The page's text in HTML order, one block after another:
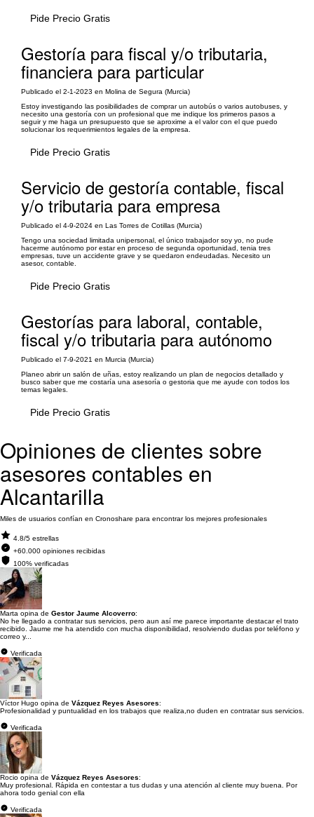
Pide Precio Gratis
Gestoría para fiscal y/o tributaria,
financiera para particular
Publicado el 2-1-2023 en Molina de Segura (Murcia)
Estoy investigando las posibilidades de comprar un autobús o varios autobuses, y
necesito una gestoría con un profesional que me indique los primeros pasos a
seguir y me haga un presupuesto que se aproxime a el valor con el que puedo
solucionar los requerimientos legales de la empresa.
Pide Precio Gratis
Servicio de gestoría contable, fiscal
y/o tributaria para empresa
Publicado el 4-9-2024 en Las Torres de Cotillas (Murcia)
Tengo una sociedad limitada unipersonal, el único trabajador soy yo, no pude
hacerme autónomo por estar en proceso de segunda oportunidad, tenia tres
empresas, tuve un accidente grave y se quedaron endeudadas. Necesito un
asesor, contable.
Pide Precio Gratis
Gestorías para laboral, contable,
fiscal y/o tributaria para autónomo
Publicado el 7-9-2021 en Murcia (Murcia)
Planeo abrir un salón de uñas, estoy realizando un plan de negocios detallado y
busco saber que me costaría una asesoría o gestoria que me ayude con todos los
temas legales.
Pide Precio Gratis
Opiniones de clientes sobre
asesores contables en
Alcantarilla
Miles de usuarios confían en Cronoshare para encontrar los mejores profesionales
4.8/5 estrellas
+60.000 opiniones recibidas
100% verificadas
Marta opina de Gestor Jaume Alcoverro:
No he llegado a contratar sus servicios, pero aun así me parece importante destacar el trato
recibido. Jaume me ha atendido con mucha disponibilidad, resolviendo dudas por teléfono y
correo y...
Verificada
Víctor Hugo opina de Vázquez Reyes Asesores:
Profesionalidad y puntualidad en los trabajos que realiza,no duden en contratar sus servicios.
Verificada
Rocio opina de Vázquez Reyes Asesores:
Muy profesional. Rápida en contestar a tus dudas y una atención al cliente muy buena. Por
ahora todo genial con ella
Verificada